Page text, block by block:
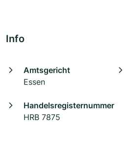
Info
Amtsgericht
Essen
Handelsregisternummer
HRB 7875